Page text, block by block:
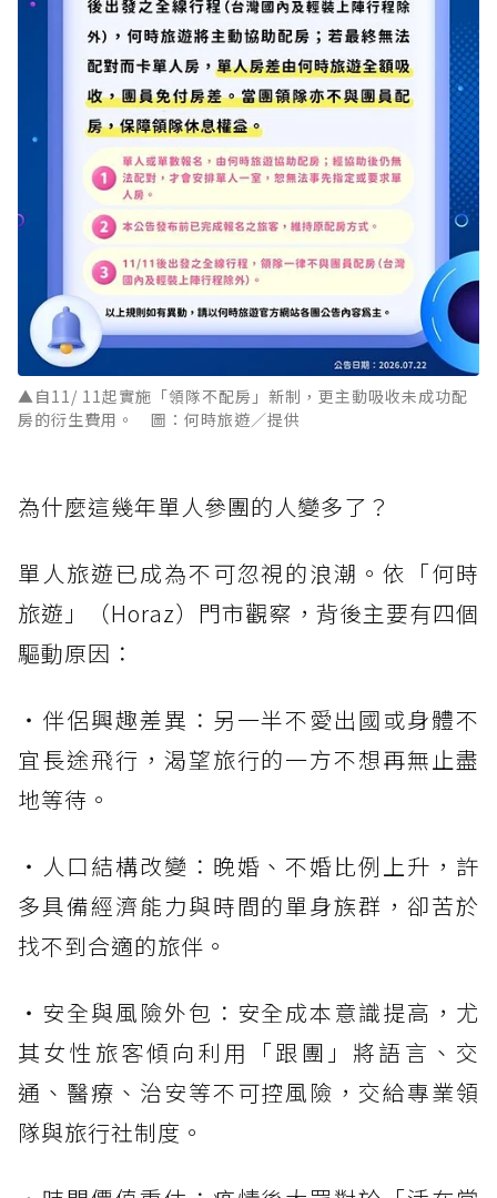
▲自11/ 11起實施「領隊不配房」新制，更主動吸收未成功配
房的衍生費用。 圖：何時旅遊／提供
為什麼這幾年單人參團的人變多了？
單人旅遊已成為不可忽視的浪潮。依「何時
旅遊」（Horaz）門市觀察，背後主要有四個
驅動原因：
・伴侶興趣差異：另一半不愛出國或身體不
宜長途飛行，渴望旅行的一方不想再無止盡
地等待。
・人口結構改變：晚婚、不婚比例上升，許
多具備經濟能力與時間的單身族群，卻苦於
找不到合適的旅伴。
・安全與風險外包：安全成本意識提高，尤
其女性旅客傾向利用「跟團」將語言、交
通、醫療、治安等不可控風險，交給專業領
隊與旅行社制度。